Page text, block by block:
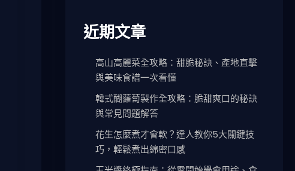
近期文章
高山高麗菜全攻略：甜脆秘訣、產地直擊
與美味食譜一次看懂
韓式醐蘿蔔製作全攻略：脆甜爽口的秘訣
與常見問題解答
花生怎麼煮才會軟？達人教你5大關鍵技
巧，輕鬆煮出綿密口感